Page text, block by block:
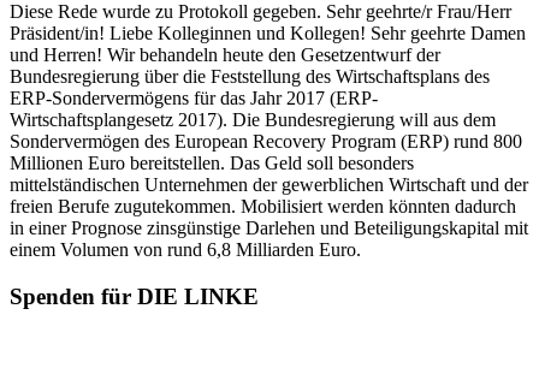
Diese Rede wurde zu Protokoll gegeben. Sehr geehrte/r Frau/Herr
Präsident/in! Liebe Kolleginnen und Kollegen! Sehr geehrte Damen
und Herren! Wir behandeln heute den Gesetzentwurf der
Bundesregierung über die Feststellung des Wirtschaftsplans des
ERP-Sondervermögens für das Jahr 2017 (ERP-
Wirtschaftsplangesetz 2017). Die Bundesregierung will aus dem
Sondervermögen des European Recovery Program (ERP) rund 800
Millionen Euro bereitstellen. Das Geld soll besonders
mittelständischen Unternehmen der gewerblichen Wirtschaft und der
freien Berufe zugutekommen. Mobilisiert werden könnten dadurch
in einer Prognose zinsgünstige Darlehen und Beteiligungskapital mit
einem Volumen von rund 6,8 Milliarden Euro.
Spenden für DIE LINKE